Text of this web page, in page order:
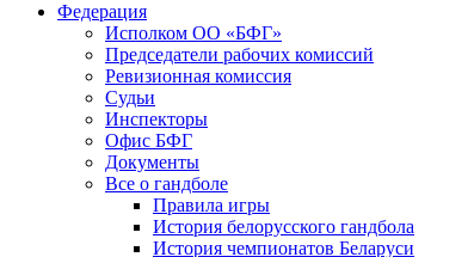
Федерация
Исполком ОО «БФГ»
Председатели рабочих комиссий
Ревизионная комиссия
Судьи
Инспекторы
Офис БФГ
Документы
Все о гандболе
Правила игры
История белорусского гандбола
История чемпионатов Беларуси